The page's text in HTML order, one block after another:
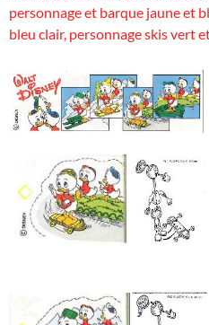
personnage et barque jaune et
bleu clair, personnage skis vert